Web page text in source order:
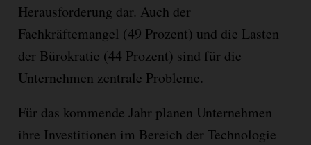
Herausforderung dar. Auch der
Fachkräftemangel (49 Prozent) und die Lasten
der Bürokratie (44 Prozent) sind für die
Unternehmen zentrale Probleme.
Für das kommende Jahr planen Unternehmen
ihre Investitionen im Bereich der Technologie